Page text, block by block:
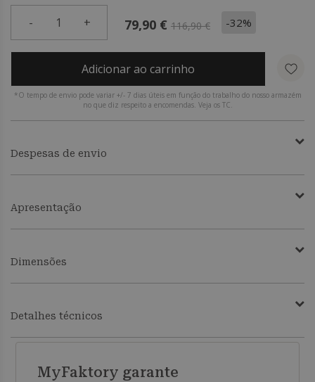
- 1 + 79,90 € 116,90 € -32%
Adicionar ao carrinho
*O tempo de envio pode variar +/- 7 dias úteis em função do trabalho do nosso armazém
no que diz respeito a encomendas. Veja os TC.
Despesas de envio
Apresentação
Dimensões
Detalhes técnicos
MyFaktory garante